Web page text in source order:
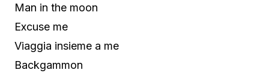
Man in the moon
Excuse me
Viaggia insieme a me
Backgammon